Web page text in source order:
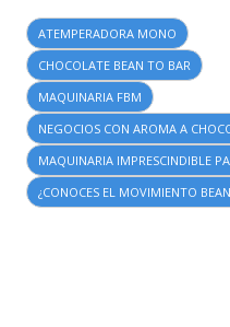
ATEMPERADORA MONO
CHOCOLATE BEAN TO BAR
MAQUINARIA FBM
NEGOCIOS CON AROMA A
MAQUINARIA IMPRESCINDIBLE
¿CONOCES EL MOVIMIENTO